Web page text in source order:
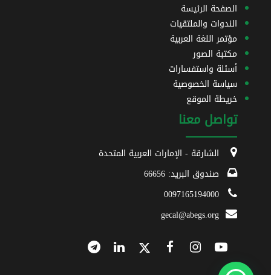
تواصل معنا
الشارقة - الإمارات العربية المتحدة
صندوق البريد: 66656
0097165194000
gecal@abegs.org
الصفحة الرئيسة
الندوات والملتقيات
مؤتمر اللغة العربية
مكتبة الصور
أسئلة واستفسارات
سياسة الخصوصية
خريطة الموقع